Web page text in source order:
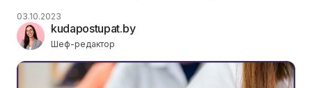
kudapostupat.by
Шеф-редактор
03.10.2023